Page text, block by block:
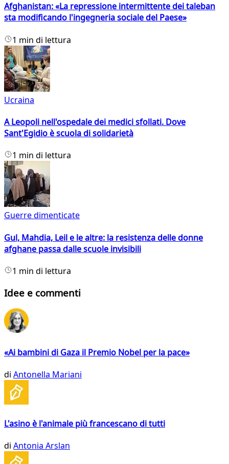
Afghanistan: «La repressione intermittente dei taleban
sta modificando l'ingegneria sociale del Paese»
1 min di lettura
Ucraina
A Leopoli nell'ospedale dei medici sfollati. Dove
Sant'Egidio è scuola di solidarietà
1 min di lettura
Guerre dimenticate
Gul, Mahdia, Leil e le altre: la resistenza delle donne
afghane passa dalle scuole invisibili
1 min di lettura
Idee e commenti
«Ai bambini di Gaza il Premio Nobel per la pace»
di Antonella Mariani
L'asino è l'animale più francescano di tutti
di Antonia Arslan